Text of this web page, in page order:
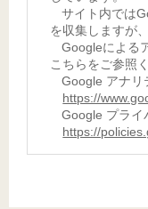
サイト内では
を収集しますが
Googleによる
こちらをご参照
Google アナリ
https://
Google プライ
https://